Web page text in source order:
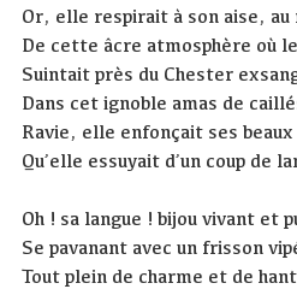
Or, elle respirait à son aise, au
De cette âcre atmosphère où
Suintait près du Chester
Dans cet ignoble amas de
Ravie, elle enfonçait ses
Qu’elle essuyait d’un coup de
Oh ! sa langue ! bijou vivant et
Se pavanant avec un frisson
Tout plein de charme et de